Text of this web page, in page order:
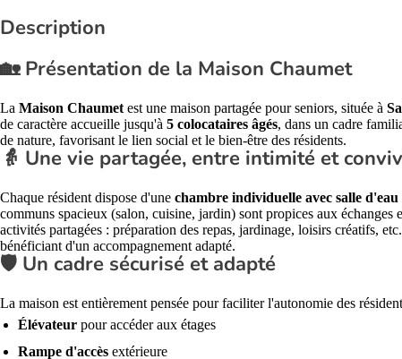
Description
🏡 Présentation de la Maison Chaumet
La Maison Chaumet est une maison partagée pour seniors, située à
de caractère accueille jusqu'à 5 colocataires âgés, dans un cadre
de nature, favorisant le lien social et le bien-être des résidents.
👵 Une vie partagée, entre intimité et
Chaque résident dispose d'une chambre individuelle avec salle
communs spacieux (salon, cuisine, jardin) sont propices aux
activités partagées : préparation des repas, jardinage, loisirs créatifs,
bénéficiant d'un accompagnement adapté.
🛡️ Un cadre sécurisé et adapté
La maison est entièrement pensée pour faciliter l'autonomie des
Élévateur pour accéder aux étages
Rampe d'accès extérieure